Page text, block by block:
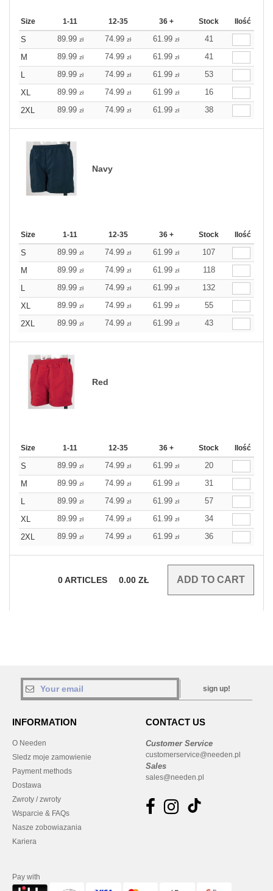
Size 1-11 12-35 36 + Stock Ilość
S 89.99 zł 74.99 zł 61.99 zł
41
M
89.99 zł 74.99 zł 61.99 zł
41
L
89.99 zł 74.99 zł 61.99 zł
53
XL
89.99 zł 74.99 zł 61.99 zł
16
2XL
89.99 zł 74.99 zł 61.99 zł 38
Navy
Size 1-11 12-35 36 + Stock Ilość
S 89.99 zł 74.99 zł 61.99 zł
107
M
89.99 zł 74.99 zł 61.99 zł
118
L
89.99 zł 74.99 zł 61.99 zł
132
XL
89.99 zł 74.99 zł 61.99 zł
55
2XL
89.99 zł 74.99 zł 61.99 zł 43
Red
Size 1-11 12-35 36 + Stock Ilość
S 89.99 zł 74.99 zł 61.99 zł
20
M
89.99 zł 74.99 zł 61.99 zł
31
L
89.99 zł 74.99 zł 61.99 zł
57
XL
89.99 zł 74.99 zł 61.99 zł
34
2XL
89.99 zł 74.99 zł 61.99 zł 36
0ARTICLES 0.00 ZŁ
sign up!
INFORMATION
O Needen
Sledz moje zamowienie
Payment methods
Dostawa
Zwroty / zwroty
Wsparcie & FAQs
Nasze zobowiazania
Kariera
CONTACT US
Customer Service
customerservice@needen.pl
Sales
sales@needen.pl
Pay with